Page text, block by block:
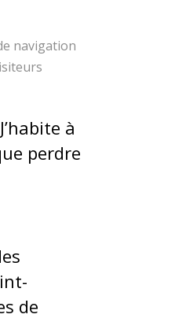
navigation
à
perdre
de